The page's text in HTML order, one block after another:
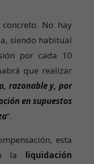
No hay
siendo habitual
por cada 10
que realizar
razonable y, por
en supuestos
”.
esta
la liquidación